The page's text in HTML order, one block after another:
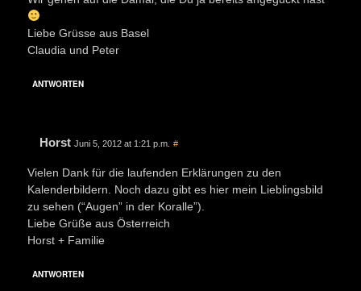
Liebe Grüsse aus Basel
Claudia und Peter
ANTWORTEN
Horst Juni 5, 2012 at 1:21 p.m. #
Vielen Dank für die laufenden Erklärungen zu den
Kalenderbildern. Noch dazu gibt es hier mein Lieblingsbild
zu sehen (“Augen” in der Koralle”).
Liebe Grüße aus Österreich
Horst + Familie
ANTWORTEN